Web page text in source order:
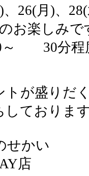
26(月)、
お楽しみで
～ 30分程
トが盛りだ
しておりま
せかい
店